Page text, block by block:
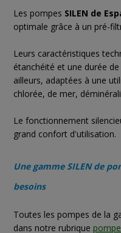
Les pompes SILEN de
optimale grâce à un pré-
Leurs caractéristiques
étanchéité et une durée
ailleurs, adaptées à une
chlorée, de mer,
Le fonctionnement
grand confort d'utilisation.
Une gamme SILEN de
besoins
Toutes les pompes de la
dans notre rubrique